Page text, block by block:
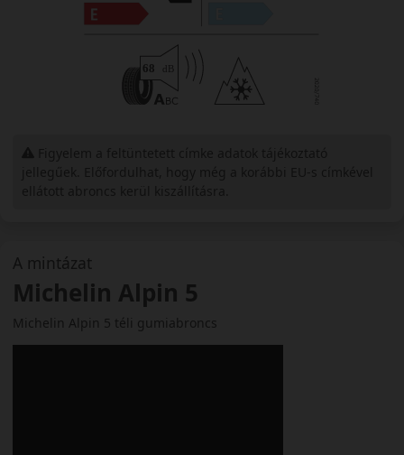
A mintázat
Michelin Alpin 5
Michelin Alpin 5 téli gumiabroncs